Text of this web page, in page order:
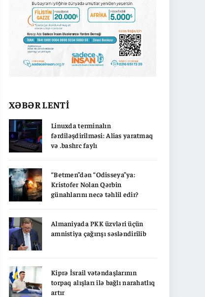
XƏBƏR LENTİ
Linuxda terminalın
fərdiləşdirilməsi: Alias yaratmaq
və .bashrc faylı
“Betmen”dən “Odisseya”ya:
Kristofer Nolan Qərbin
günahlarını necə təhlil edir?
Almaniyada PKK üzvləri üçün
amnistiya çağırışı səsləndirilib
Kiprə İsrail vətəndaşlarının
torpaq alışları ilə bağlı narahatlıq
artır